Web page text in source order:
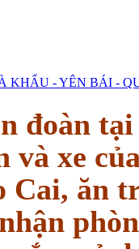
KHẨU - YÊN BÁI -
đoàn
và xe
Cai, ăn